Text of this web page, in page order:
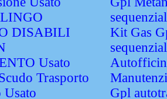
DISABILI
Usato
Trasporto
Usato
Kit Gas
Gpl